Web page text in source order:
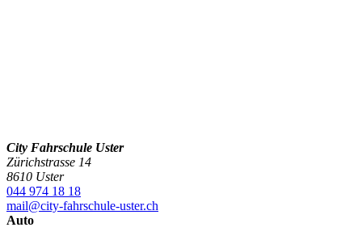
City Fahrschule Uster
Zürichstrasse 14
8610 Uster
044 974 18 18
mail@city-fahrschule-uster.ch
Auto